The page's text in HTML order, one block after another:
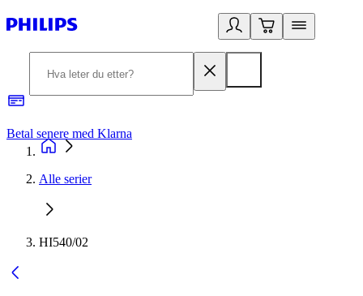
Betal senere med Klarna
Alle serier
HI540/02